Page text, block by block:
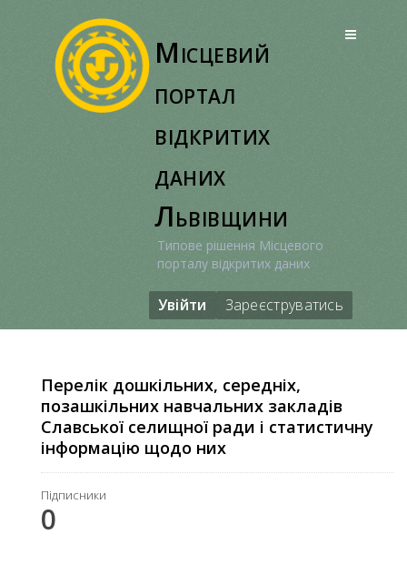
Місцевий
портал
відкритих
даних
Львівщини
Типове рішення Місцевого
порталу відкритих даних
Увійти Зареєструватись
Перелік дошкільних, середніх,
позашкільних навчальних закладів
Славської селищної ради і статистичну
інформацію щодо них
Підписники
0